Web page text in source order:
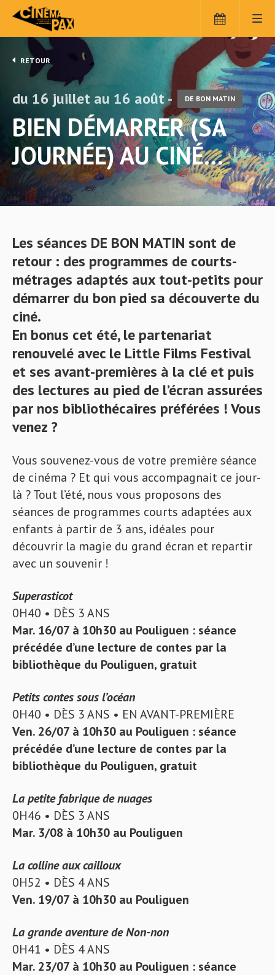
RETOUR
du 16 juillet au 16 août - DE BON MATIN
BIEN DÉMARRER (SA
JOURNÉE) AU CINÉ…
Les séances DE BON MATIN sont de
retour : des programmes de courts-
métrages adaptés aux tout-petits pour
démarrer du bon pied sa découverte du
ciné.
En bonus cet été, le partenariat
renouvelé avec le Little Films Festival
et ses avant-premières à la clé et puis
des lectures au pied de l’écran assurées
par nos bibliothécaires préférées ! Vous
venez ?
Vous souvenez-vous de votre première séance
de cinéma ? Et qui vous accompagnait ce jour-
là ? Tout l’été, nous vous proposons des
séances de programmes courts adaptées aux
enfants à partir de 3 ans, idéales pour
découvrir la magie du grand écran et repartir
avec un souvenir !
Superasticot
0H40 • DÈS 3 ANS
Mar. 16/07 à 10h30 au Pouliguen : séance
précédée d’une lecture de contes par la
bibliothèque du Pouliguen, gratuit
Petits contes sous l’océan
0H40 • DÈS 3 ANS • EN AVANT-PREMIÈRE
Ven. 26/07 à 10h30 au Pouliguen : séance
précédée d’une lecture de contes par la
bibliothèque du Pouliguen, gratuit
La petite fabrique de nuages
0H46 • DÈS 3 ANS
Mar. 3/08 à 10h30 au Pouliguen
La colline aux cailloux
0H52 • DÈS 4 ANS
Ven. 19/07 à 10h30 au Pouliguen
La grande aventure de Non-non
0H41 • DÈS 4 ANS
Mar. 23/07 à 10h30 au Pouliguen : séance